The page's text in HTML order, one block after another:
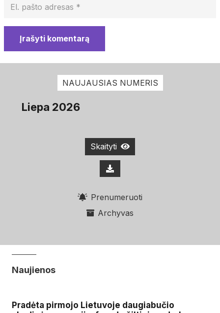
Įrašyti komentarą
NAUJAUSIAS NUMERIS
Liepa 2026
Skaityti
Prenumeruoti
Archyvas
Naujienos
Pradėta pirmojo Lietuvoje daugiabučio